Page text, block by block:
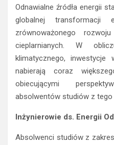
Odnawialne źródła energii
globalnej transformacji
zrównoważonego
cieplarnianych. W
klimatycznego, inwestycje
nabierają coraz
obiecującymi
absolwentów studiów z tego
Inżynierowie ds. Energii
Absolwenci studiów z